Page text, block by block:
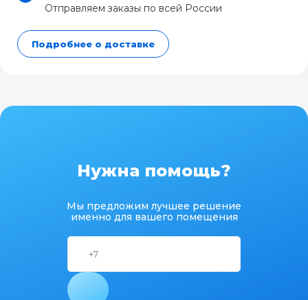
Отправляем заказы по всей России
Подробнее о доставке
Нужна помощь?
Мы предложим лучшее решение
именно для вашего помещения